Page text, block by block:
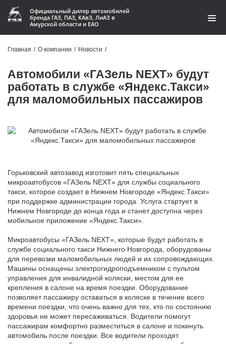
Официальный дилер автомобилей
бренда ГАЗ, ПАЗ, КАвЗ, ЛиАЗ в
Амурской области и ЕАО
Запчасти
Акции
Контакты
Производство автофургонов
Автомобили
+7 (4162) 22-95-09
Запчасти
+7 (4162) 22-95-79
Сервисный центр
+7 (4162) 22–95–69
График работы: ПН-ПТ с 8.30 до 18.00 (+6 по МСК)
Главная / О компании / Новости /
Автомобили «ГАЗель NEXT» будут
работать в службе «Яндекс.Такси»
для маломобильных пассажиров
Горьковский автозавод изготовит пять специальных
микроавтобусов «ГАЗель NEХT» для службы социального
такси, которое создает в Нижнем Новгороде «Яндекс.Такси»
при поддержке администрации города. Услуга стартует в
Нижнем Новгороде до конца года и станет доступна через
мобильное приложение «Яндекс.Такси».
Микроавтобусы «ГАЗель NEXT», которые будут работать в
службе социального такси Нижнего Новгорода, оборудованы
для перевозки маломобильных людей и их сопровождающих.
Машины оснащены электрогидроподъемником с пультом
управления для инвалидной коляски, местом для ее
крепления в салоне на время поездки. Оборудование
позволяет пассажиру оставаться в коляске в течение всего
времени поездки, что очень важно для тех, кто по состоянию
здоровья не может пересаживаться. Водители помогут
пассажирам комфортно разместиться в салоне и покинуть
автомобиль после поездки. Все водители проходят